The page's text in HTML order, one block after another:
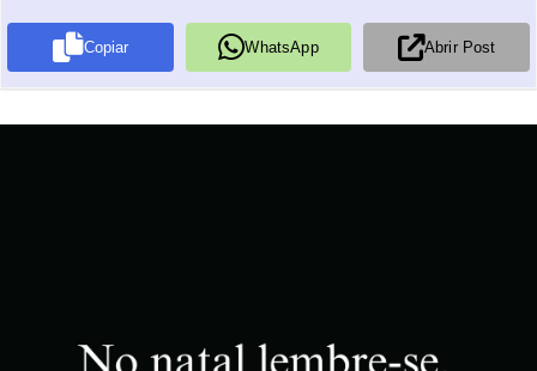
Copiar WhatsApp Abrir Post